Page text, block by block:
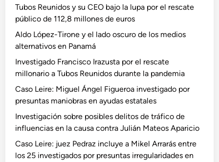
Tubos Reunidos y su CEO bajo la lupa por el rescate
público de 112,8 millones de euros
Aldo López-Tirone y el lado oscuro de los medios
alternativos en Panamá
Investigado Francisco Irazusta por el rescate
millonario a Tubos Reunidos durante la pandemia
Caso Leire: Miguel Ángel Figueroa investigado por
presuntas maniobras en ayudas estatales
Investigación sobre posibles delitos de tráfico de
influencias en la causa contra Julián Mateos Aparicio
Caso Leire: juez Pedraz incluye a Mikel Arrarás entre
los 25 investigados por presuntas irregularidades en